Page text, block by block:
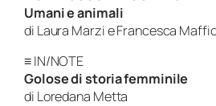
Umani e animali
di Laura Marzi e Francesca
≡ IN/NOTE
Golose di storia femminile
di Loredana Metta